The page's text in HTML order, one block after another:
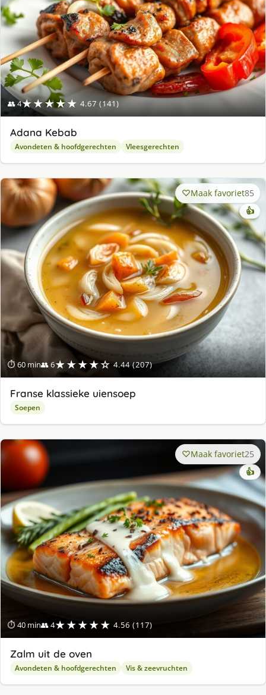
👥 4★★★★★ 4.67 (141)
Adana Kebab
Avondeten & hoofdgerechten Vleesgerechten
⏱ 60 min👥 6★★★★☆ 4.44 (207)
Maak favoriet85
👍
Franse klassieke uiensoep
Soepen
⏱ 40 min👥 4★★★★★ 4.56 (117)
Maak favoriet25
👍
Zalm uit de oven
Avondeten & hoofdgerechten Vis & zeevruchten